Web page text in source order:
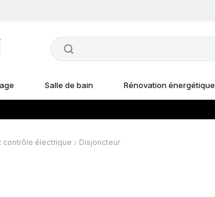
Salle de bain Rénovation énergétique
contrôle électrique Disjoncteur